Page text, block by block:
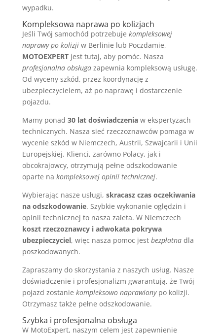
wypadku.
Kompleksowa naprawa po kolizjach
Jeśli Twój samochód potrzebuje kompleksowej
naprawy po kolizjiw Berlinie lub Poczdamie,
MOTOEXPERTjest tutaj, aby pomóc. Nasza
profesjonalna obsługazapewnia kompleksową usługę.
Od wyceny szkód, przez koordynację z
ubezpieczycielem, aż po naprawę i dostarczenie
pojazdu.
Mamy ponad 30 lat doświadczeniaw ekspertyzach
technicznych. Nasza sieć rzeczoznawców pomaga w
wycenie szkód w Niemczech, Austrii, Szwajcarii i Unii
Europejskiej. Klienci, zarówno Polacy, jak i
obcokrajowcy, otrzymują pełne odszkodowanie
oparte na kompleksowej opinii technicznej.
Wybierając nasze usługi, skracasz czas oczekiwania
na odszkodowanie. Szybkie wykonanie oględzin i
opinii technicznej to nasza zaleta. W Niemczech
koszt rzeczoznawcy i adwokata pokrywa
ubezpieczyciel, więc nasza pomoc jest bezpłatnadla
poszkodowanych.
Zapraszamy do skorzystania z naszych usług. Nasze
doświadczenie i profesjonalizm gwarantują, że Twój
pojazd zostanie kompleksowo naprawionypo kolizji.
Otrzymasz także pełne odszkodowanie.
Szybka i profesjonalna obsługa
W MotoExpert, naszym celem jest zapewnienie